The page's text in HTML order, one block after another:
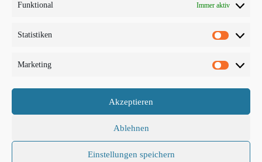
Funktional Immer aktiv
Statistiken
Marketing
Akzeptieren
Ablehnen
Einstellungen speichern